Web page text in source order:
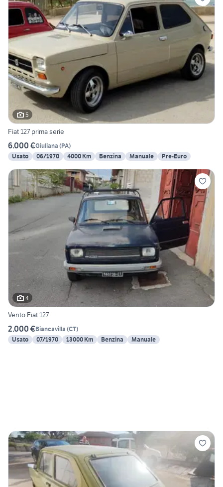
5
Fiat 127 prima serie
6.000 €Giuliana (PA)
Usato
06/1970 4000 Km Benzina Manuale Pre-Euro
4
Vento Fiat 127
2.000 €Biancavilla (CT)
Usato
07/1970 13000 Km Benzina Manuale